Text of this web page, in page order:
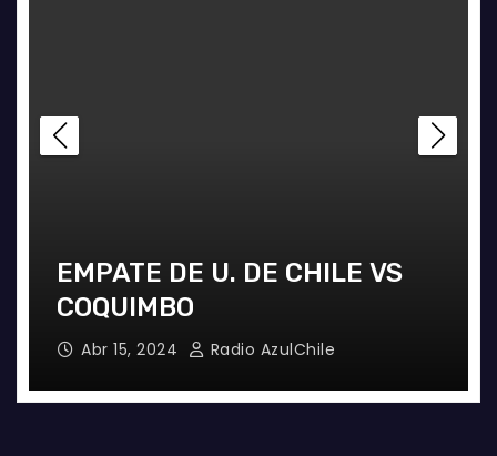
PUNTEROS EN LA CANCHA Y
EN LA GALERÍA
Abr 8, 2024 Radio AzulChile